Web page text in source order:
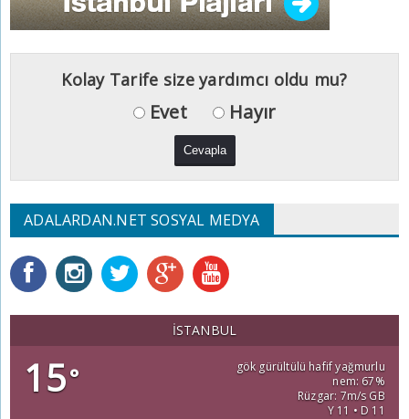
Kolay Tarife size yardımcı oldu mu?
Evet Hayır
ADALARDAN.NET SOSYAL MEDYA
İSTANBUL
15°
gök gürültülü hafif yağmurlu
nem: 67%
Rüzgar: 7m/s GB
Y 11 • D 11